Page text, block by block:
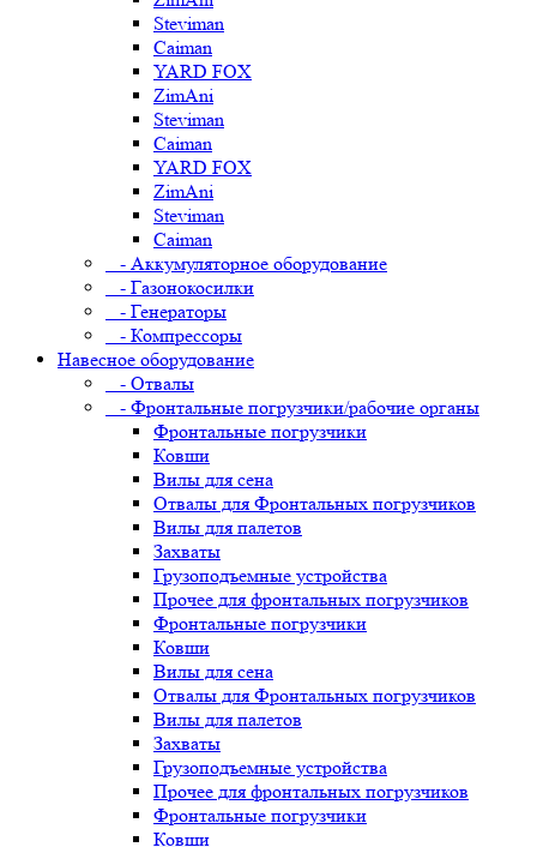
Steviman
Caiman
YARD FOX
ZimAni
Steviman
Caiman
YARD FOX
ZimAni
Steviman
Caiman
- Аккумуляторное оборудование
- Газонокосилки
- Генераторы
- Компрессоры
Навесное оборудование
- Отвалы
- Фронтальные погрузчики/рабочие органы
Фронтальные погрузчики
Ковши
Вилы для сена
Отвалы для Фронтальных погрузчиков
Вилы для палетов
Захваты
Грузоподъемные устройства
Прочее для фронтальных погрузчиков
Фронтальные погрузчики
Ковши
Вилы для сена
Отвалы для Фронтальных погрузчиков
Вилы для палетов
Захваты
Грузоподъемные устройства
Прочее для фронтальных погрузчиков
Фронтальные погрузчики
Ковши